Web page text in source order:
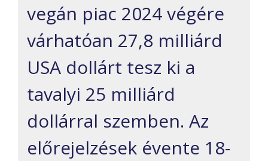
vegán piac 2024végére
várhatóan 27,8 milliárd
USA dollárt tesz ki a
tavalyi 25 milliárd
dollárral szemben. Az
előrejelzések évente 18-